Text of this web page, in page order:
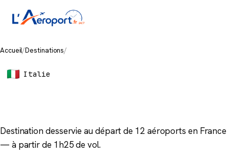
Accueil/Destinations/
Italie
Destination desservie au départ de 12 aéroports en France
— à partir de 1h25 de vol.